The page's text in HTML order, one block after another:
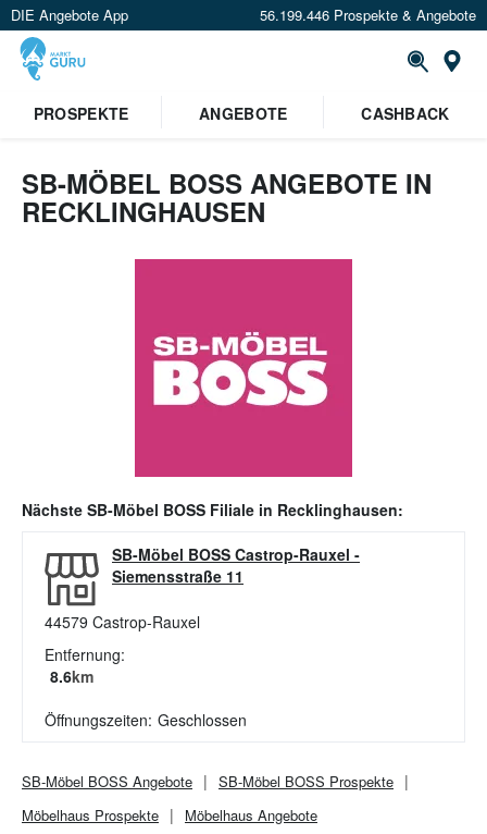
DIE Angebote App 56.199.446 Prospekte & Angebote
PROSPEKTE
ANGEBOTE CASHBACK
SB-MÖBEL BOSS ANGEBOTE IN
RECKLINGHAUSEN
Nächste SB-Möbel BOSS Filiale in Recklinghausen:
SB-Möbel BOSS Castrop-Rauxel -
Siemensstraße 11
44579 Castrop-Rauxel
Entfernung:
8.6km
Öffnungszeiten: Geschlossen
SB-Möbel BOSS Angebote SB-Möbel BOSS Prospekte
Möbelhaus Prospekte Möbelhaus Angebote